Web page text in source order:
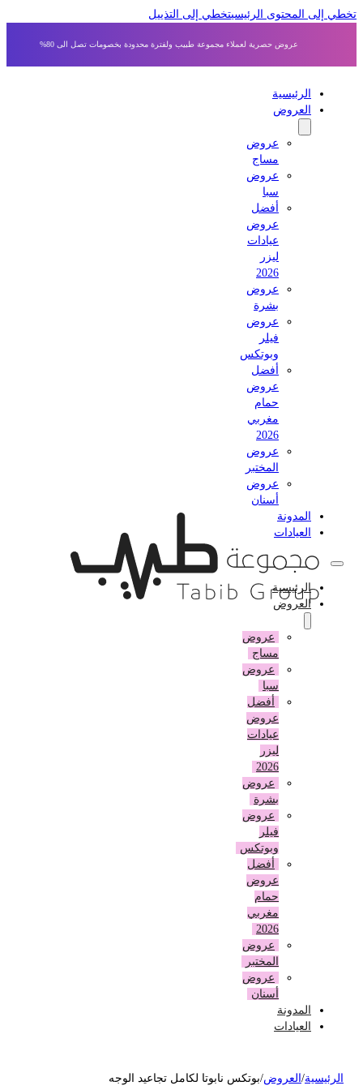
إلى المحتوى الرئيسي تخطي إلى التذييل
عروض حصرية لعملاء مجموعة طبيب ولفترة محدودة بخصومات تصل الى 80%
الرئيسية
العروض
عروض
مساج
عروض
أفضل
عروض
عيادات
عروض
بشرة
عروض
وبوتكس
أفضل
عروض
حمام
مغربي
عروض
المختبر
عروض
أسنان
المدونة
العيادات
الرئيسية
العروض
عروض
مساج
عروض
أفضل
عروض
عيادات
عروض
بشرة
عروض
وبوتكس
أفضل
عروض
حمام
مغربي
عروض
المختبر
عروض
أسنان
المدونة
العيادات
/العروض بوتكس نابوتا لكامل تجاعيد الوجه